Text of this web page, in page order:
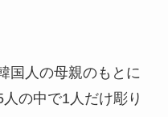
国人の母親のもとに
の中で1人だけ彫り